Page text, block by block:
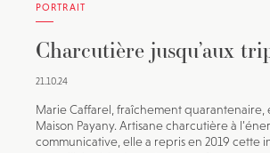
PORTRAIT
Charcutière jusqu’aux
21.10.24
Marie Caffarel, fraîchement quarantenaire,
Maison Payany. Artisane charcutière à
communicative, elle a repris en 2019 cette